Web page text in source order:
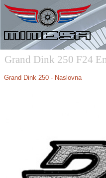
Grand Dink 250 F24
Grand Dink 250 - Naslovna